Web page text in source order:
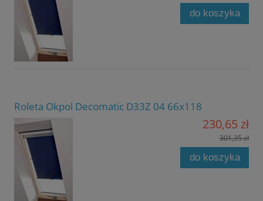
do koszyka
Roleta Okpol Decomatic D33Z 04 66x118
230,65 zł
301,35 zł
do koszyka